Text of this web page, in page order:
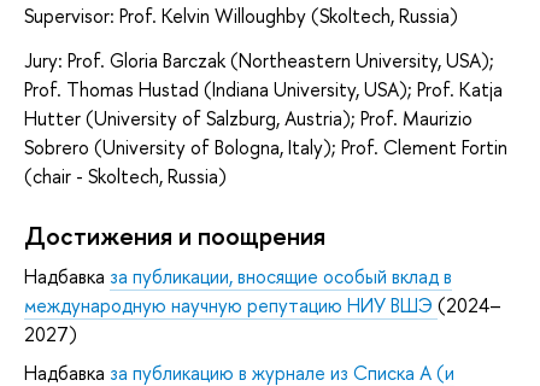
Supervisor: Prof. Kelvin Willoughby (Skoltech, Russia)
Jury: Prof. Gloria Barczak (Northeastern University, USA);
Prof. Thomas Hustad (Indiana University, USA); Prof. Katja
Hutter (University of Salzburg, Austria); Prof. Maurizio
Sobrero (University of Bologna, Italy); Prof. Clement Fortin
(chair - Skoltech, Russia)
Достижения и поощрения
Надбавка за публикации, вносящие особый вклад в
международную научную репутацию НИУ ВШЭ (2024–
2027)
Надбавка за публикацию в журнале из Списка А (и